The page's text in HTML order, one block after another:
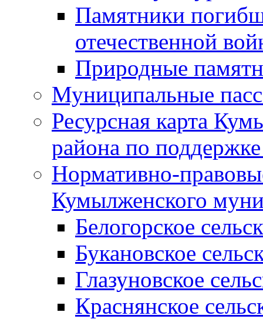
Памятники
отечественной
Природные
Муниципальные
Ресурсная карта
района по
Нормативно-
Кумылженского
Белогорское
Букановское
Глазуновское
Краснянское